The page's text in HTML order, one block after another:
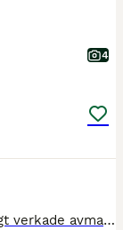
4
Två mycket fina valacker 4 år kontinuerligt verkade avmaskade mm. Ej inridna. Vana att stå i box och lösdrift. Båda har samma pappa den ena är efter Ragnhildur från Vendel mammans pappa är Edall fra L